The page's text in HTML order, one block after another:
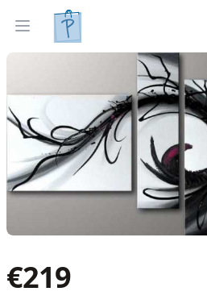
Open menu
Tapyti paveikslai
€219